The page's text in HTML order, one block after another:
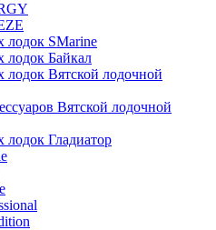
лодок SMarine
лодок Байкал
лодок Вятской лодочной
Вятской лодочной
лодок Гладиатор